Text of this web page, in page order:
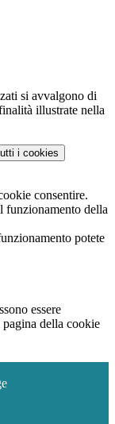
si avvalgono di
illustrate nella
i cookies
consentire.
funzionamento della
potete
essere
della cookie